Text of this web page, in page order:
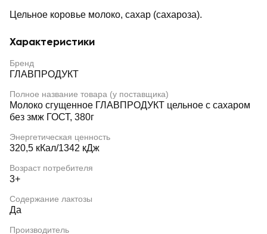
Цельное коровье молоко, сахар (сахароза).
Характеристики
Бренд
ГЛАВПРОДУКТ
Полное название товара (у поставщика)
Молоко сгущенное ГЛАВПРОДУКТ цельное с сахаром
без змж ГОСТ, 380г
Энергетическая ценность
320,5 кКал/1342 кДж
Возраст потребителя
3+
Содержание лактозы
Да
Производитель